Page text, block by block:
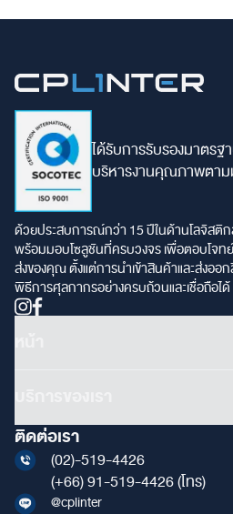
ได้รับการรับรองมาตรฐ
บริหารงานคุณภาพตา
ด้วยประสบการณ์กว่า 15 ปีในด้านโลจิสติก
พร้อมมอบโซลูชันที่ครบวงจร เพื่อตอบโจ
ส่งของคุณ ตั้งแต่การนำเข้าสินค้าและส่งออ
พิธีการศุลกากรอย่างครบถ้วนและเชื่อถือได้
ติดต่อเรา
(02)-519-4426
(+66) 91-519-4426(โทร)
@cplinter